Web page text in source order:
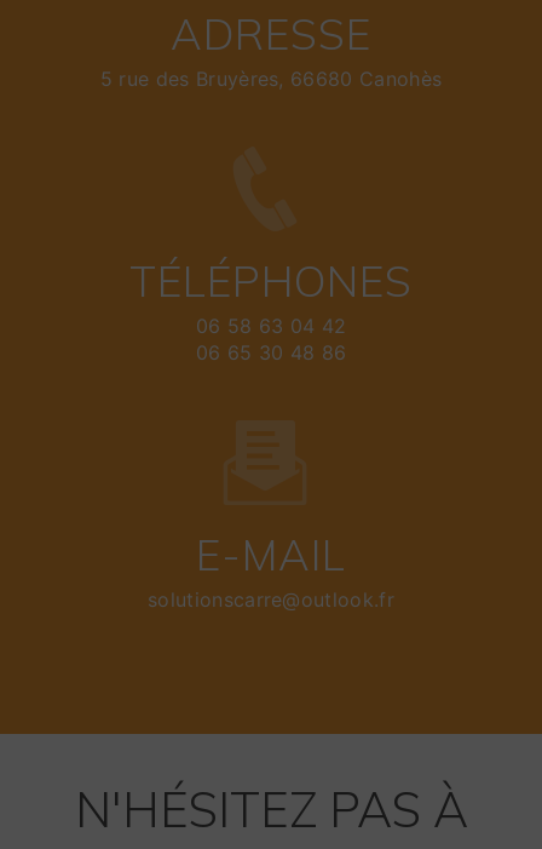
ADRESSE
5 rue des Bruyères, 66680 Canohès
TÉLÉPHONES
06 58 63 04 42
06 65 30 48 86
E-MAIL
solutionscarre@outlook.fr
N'HÉSITEZ PAS À